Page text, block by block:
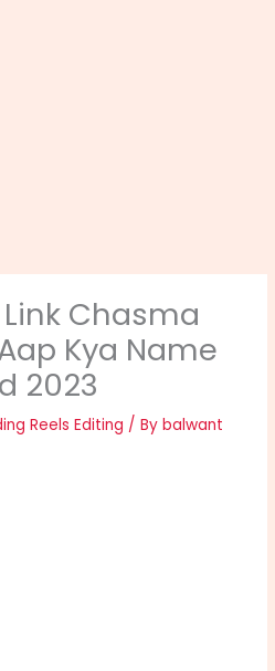
Chasma
Kya Name
2023
Reels Editing / Bybalwant